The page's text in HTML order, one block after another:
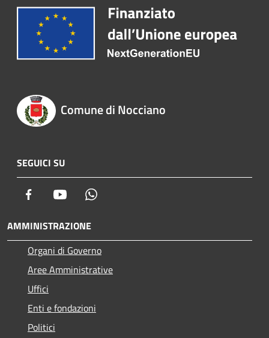
Comune di Nocciano
SEGUICI SU
Facebook Youtube
AMMINISTRAZIONE
Organi di Governo
Aree Amministrative
Uffici
Enti e fondazioni
Politici